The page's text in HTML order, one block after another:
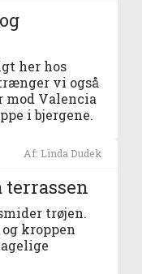
her hos
trænger vi også
mod Valencia
i bjergene.
Af: Linda Dudek
terrassen
trøjen.
kroppen